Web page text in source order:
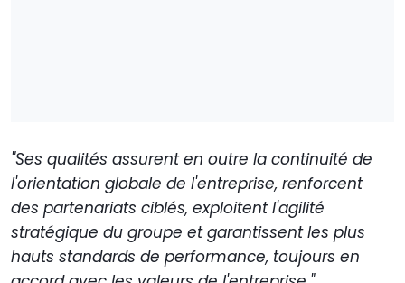
"Ses qualités assurent en outre la continuité de
l'orientation globale de l'entreprise, renforcent
des partenariats ciblés, exploitent l'agilité
stratégique du groupe et garantissent les plus
hauts standards de performance, toujours en